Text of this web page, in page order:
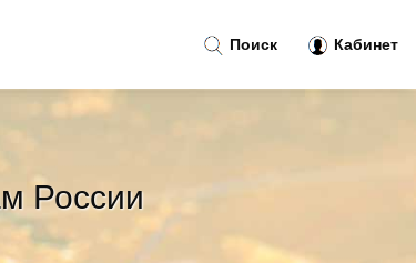
России
Поиск Кабинет